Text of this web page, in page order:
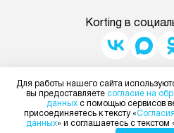
Korting в
Для
Для
Для работы нашего сайта
вы предоставляете согласие на
данных с помощью сервисов
присоединяетесь к тексту «
данных» и соглашаетесь с текстом